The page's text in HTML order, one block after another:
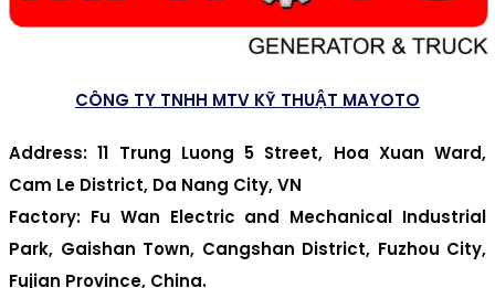
CÔNG TY TNHH MTV KỸ THUẬT MAYOTO
Address: 11 Trung Luong 5 Street, Hoa Xuan Ward,
Cam Le District, Da Nang City, VN
Factory: Fu Wan Electric and Mechanical Industrial
Park, Gaishan Town, Cangshan District, Fuzhou City,
Fujian Province, China.